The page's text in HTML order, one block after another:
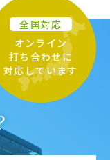
全国対応
オンライン
打ち合わせに
対応しています